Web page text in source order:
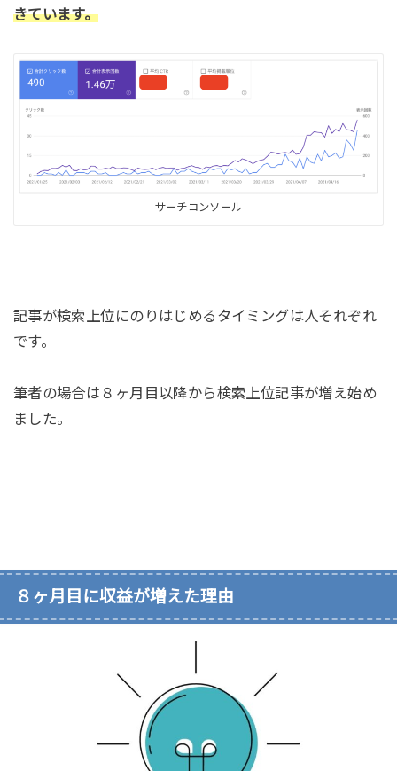
きています。
サーチコンソール
記事が検索上位にのりはじめるタイミングは人それぞれ
です。
筆者の場合は８ヶ月目以降から検索上位記事が増え始め
ました。
８ヶ月目に収益が増えた理由